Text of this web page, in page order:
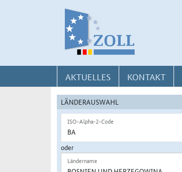
AKTUELLES KONTAKT
LÄNDERAUSWAHL
ISO-Alpha-2-Code
oder
Ländername